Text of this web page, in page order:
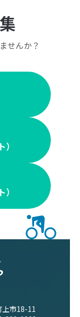
せんか？
上市18-11